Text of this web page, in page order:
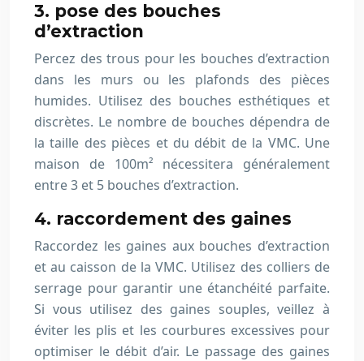
3. pose des bouches
d’extraction
Percez des trous pour les bouches d’extraction
dans les murs ou les plafonds des pièces
humides. Utilisez des bouches esthétiques et
discrètes. Le nombre de bouches dépendra de
la taille des pièces et du débit de la VMC. Une
maison de 100m² nécessitera généralement
entre 3 et 5 bouches d’extraction.
4. raccordement des gaines
Raccordez les gaines aux bouches d’extraction
et au caisson de la VMC. Utilisez des colliers de
serrage pour garantir une étanchéité parfaite.
Si vous utilisez des gaines souples, veillez à
éviter les plis et les courbures excessives pour
optimiser le débit d’air. Le passage des gaines